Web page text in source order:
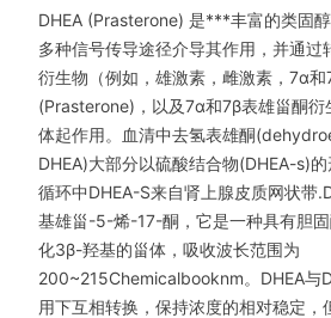
DHEA (Prasterone) 是***丰富的类固
多种信号传导途径介导其作用，并通过
衍生物（例如，雄激素，雌激素，7α和
(Prasterone)，以及7α和7β表雄甾酮衍
体起作用。血清中去氢表雄酮
DHEA)大部分以硫酸结合物(DHEA-s)
循环中DHEA-S来自肾上腺皮质网状带
基雄甾-5-烯-17-酮，它是一种具有胆
化3β-羟基的甾体，吸收波长范围为
200~215Chemicalbooknm。DHEA与
用下互相转换，保持浓度的相对稳定，